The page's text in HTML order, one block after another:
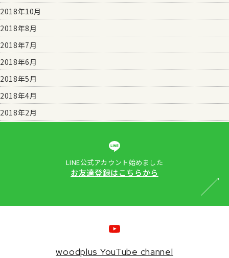
2018年10月
2018年8月
2018年7月
2018年6月
2018年5月
2018年4月
2018年2月
LINE公式アカウント始めました
お友達登録はこちらから
woodplus YouTube channel